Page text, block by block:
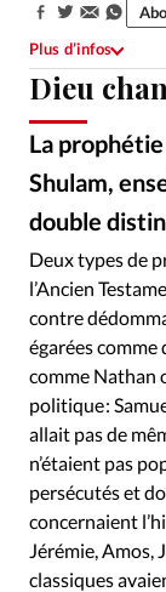
Opinions
Tous les articles
Faire un don
Emploi
Se connecter
Édition:
Devise:CHF
Tous les
Actualité
Dossier
Opinions
Société
Vécu
Vie
Dieu
La
Shulam,
double
Partager:
Plus d’infos
Deux types de
l’Ancien
contre
égarées comme
comme Nathan
politique :
allait pas de
n’étaient pas
persécutés et
concernaient
Jérémie, Amos,
classiques